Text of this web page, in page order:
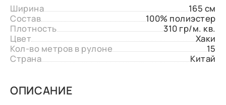
Ширина
165 см
Состав
100% полиэстер
Плотность
310 гр/м. кв.
Цвет
Хаки
Кол-во метров в рулоне
15
Страна
Китай
ОПИСАНИЕ